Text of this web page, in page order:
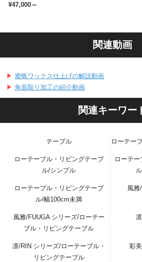
¥47,000～
関連動画
蜜蝋ワックス仕上げの解説動画
角面取り加工の紹介動画
関連キーワー
テーブル ローテー
ローテーブル・リビングテーブ
ル/シンプル
ローテ
ローテーブル・リビングテーブ
ル/幅100cm未満
風雅
風雅/FUUGA シリーズ/ローテー
ブル・リビングテーブル
凛/RIN シリーズ/ローテーブル・
リビングテーブル
彩